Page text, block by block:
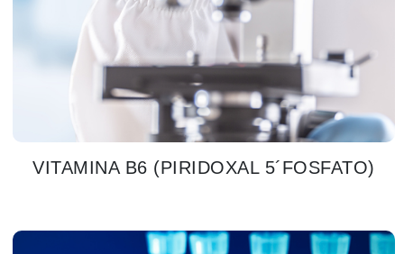
VITAMINA B6 (PIRIDOXAL 5´FOSFATO)